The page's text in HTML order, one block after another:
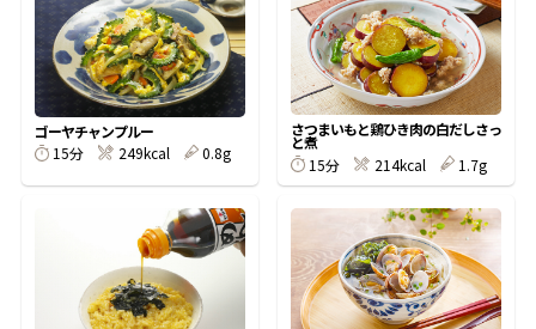
楽チン屋® ストレートつゆ
レシピ特設サイト
割烹白だしレシピ特集
だし巻き卵特集
かつおだしが決め手！簡単茶碗蒸し
ゴーヤチャンプルー
15分
249kcal 0.8g
さつまいもと鶏ひき肉の白だしさっ
と煮
15分
214kcal 1.7g